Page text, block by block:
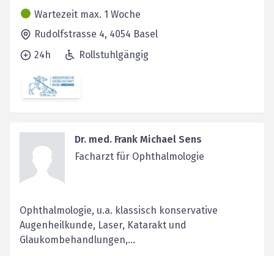
Wartezeit max. 1 Woche
Rudolfstrasse 4, 4054 Basel
24h
Rollstuhlgängig
Dr. med. Frank Michael Sens
Facharzt für Ophthalmologie
Ophthalmologie, u.a. klassisch konservative
Augenheilkunde, Laser, Katarakt und
Glaukombehandlungen,...